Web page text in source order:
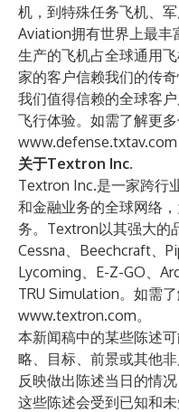
机，到特殊任务飞机、
Aviation拥有世界上最丰
生产的飞机占全球通用
家的客户信赖我们的传
我们值得信赖的全球客
飞行体验。如需了解更
www.defense.txtav.com
关于Textron Inc.
Textron Inc.是一家跨行
和金融业务的全球网络
务。Textron以其强大的
Cessna、Beechcraft、
Lycoming、E-Z-GO、
TRU Simulation。如需
www.textron.com。
本新闻稿中的某些陈述
略、目标、前景或其他
反映做出陈述当日的情
这些陈述会受到已知和